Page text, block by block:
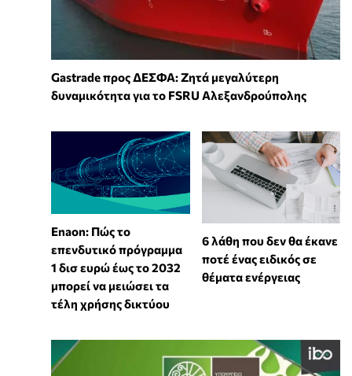
Gastrade προς ΔΕΣΦΑ: Ζητά μεγαλύτερη
δυναμικότητα για το FSRU Αλεξανδρούπολης
Enaon: Πώς το
επενδυτικό πρόγραμμα
1 δισ ευρώ έως το 2032
μπορεί να μειώσει τα
τέλη χρήσης δικτύου
6 λάθη που δεν θα έκανε
ποτέ ένας ειδικός σε
θέματα ενέργειας